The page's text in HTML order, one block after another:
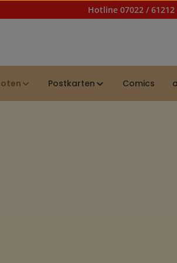
Hotline 07022 / 61212
Postkarten Comics